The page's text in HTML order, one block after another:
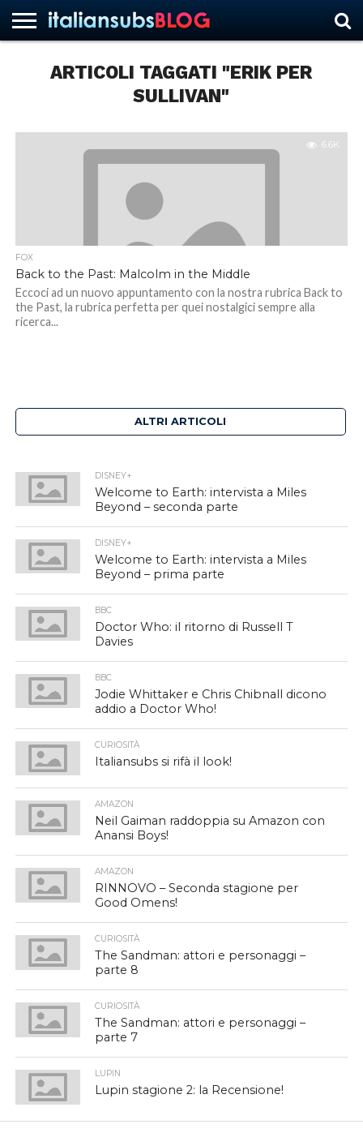
ARTICOLI TAGGATI "ERIK PER
SULLIVAN"
6.6K
FOX
Back to the Past: Malcolm in the Middle
Eccoci ad un nuovo appuntamento con la nostra rubrica Back to
the Past, la rubrica perfetta per quei nostalgici sempre alla
ricerca...
ALTRI ARTICOLI
DISNEY+
Welcome to Earth: intervista a Miles
Beyond – seconda parte
DISNEY+
Welcome to Earth: intervista a Miles
Beyond – prima parte
BBC
Doctor Who: il ritorno di Russell T
Davies
BBC
Jodie Whittaker e Chris Chibnall dicono
addio a Doctor Who!
CURIOSITÀ
Italiansubs si rifà il look!
AMAZON
Neil Gaiman raddoppia su Amazon con
Anansi Boys!
AMAZON
RINNOVO – Seconda stagione per
Good Omens!
CURIOSITÀ
The Sandman: attori e personaggi –
parte 8
CURIOSITÀ
The Sandman: attori e personaggi –
parte 7
LUPIN
Lupin stagione 2: la Recensione!